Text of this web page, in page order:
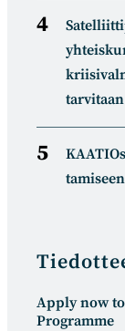
tamiseen
Apply now
Programme